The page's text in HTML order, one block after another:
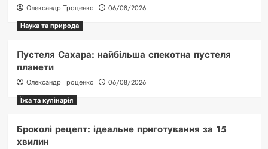
Олександр Троценко
06/08/2026
Наука та природа
Пустеля Сахара: найбільша спекотна пустеля
планети
Олександр Троценко
06/08/2026
Їжа та кулінарія
Броколі рецепт: ідеальне приготування за 15
хвилин